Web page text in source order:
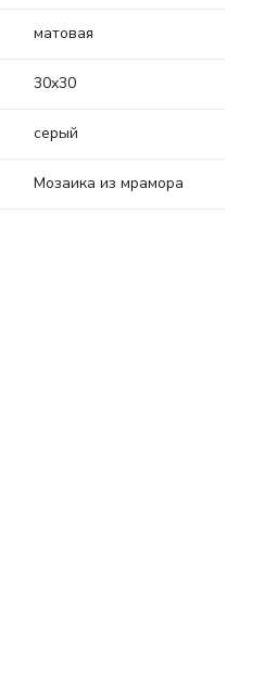
матовая
30x30
серый
Мозаика из мрамора